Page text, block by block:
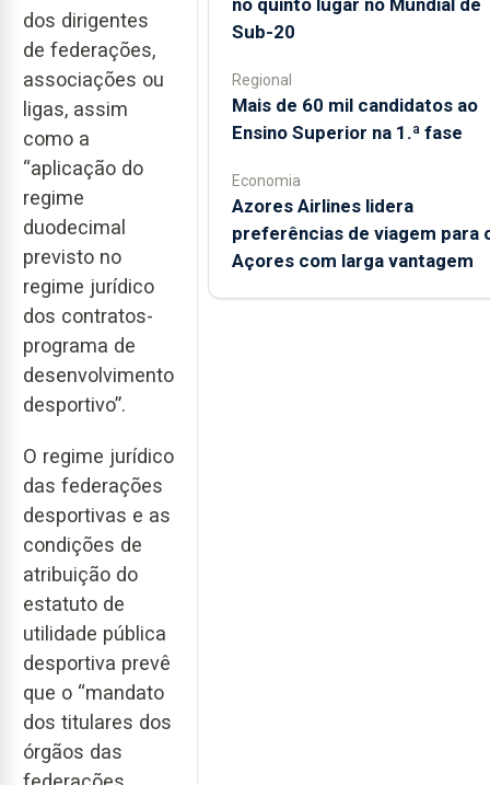
dos dirigentes
de federações,
associações ou
ligas, assim
como a
“aplicação do
regime
duodecimal
previsto no
regime jurídico
dos contratos-
programa de
desenvolvimento
desportivo”.
O regime jurídico
das federações
desportivas e as
condições de
atribuição do
estatuto de
utilidade pública
desportiva prevê
que o “mandato
dos titulares dos
órgãos das
Sub-20
Regional
Mais de 60 mil candidatos ao
Ensino Superior na 1.ª fase
Economia
Azores Airlines lidera
preferências de viagem para
Açores com larga vantagem